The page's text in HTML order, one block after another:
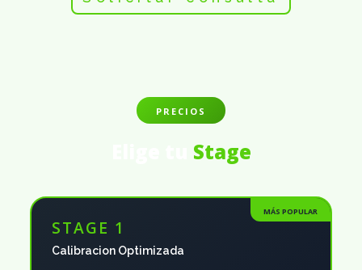
PRECIOS
Stage
MÁS POPULAR
STAGE 1
Calibracion Optimizada